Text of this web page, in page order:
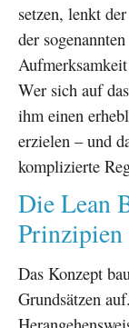
setzen, lenkt
der sogenannten
Wer sich auf
ihm einen
erzielen – und
komplizierte
Die Lean
Das Konzept
Grundsätzen